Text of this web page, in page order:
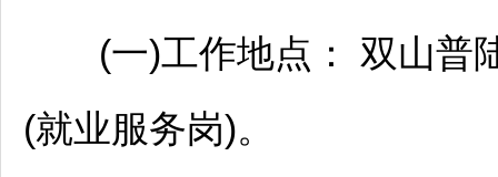
(一)工作地点： 双山普
(就业服务岗)。